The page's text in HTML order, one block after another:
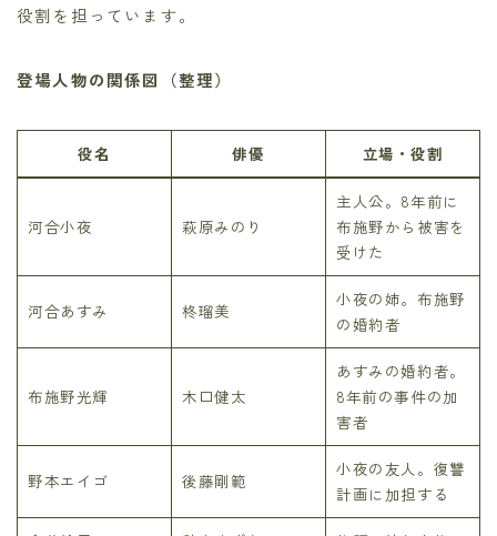
役割を担っています。
登場人物の関係図（整理）
役名 俳優 立場・役割
河合小夜 萩原みのり
主人公。8年前に
布施野から被害を
受けた
河合あすみ 柊瑠美
小夜の姉。布施野
の婚約者
布施野光輝 木口健太
あすみの婚約者。
8年前の事件の加
害者
野本エイゴ 後藤剛範
小夜の友人。復讐
計画に加担する